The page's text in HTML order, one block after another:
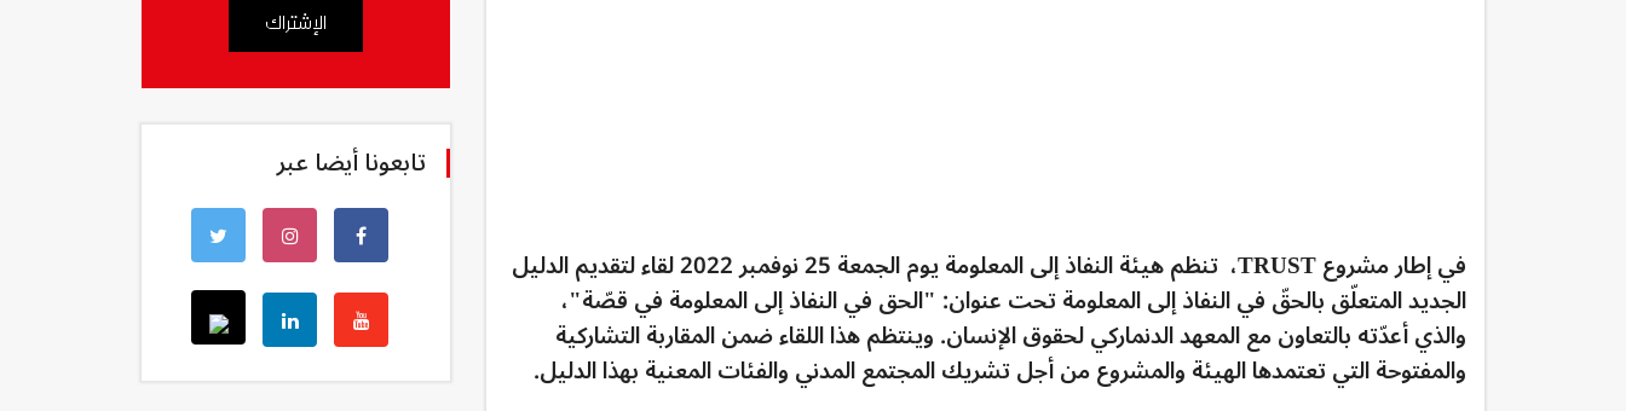
في إطار مشروع TRUST، تنظم هيئة النفاذ إلى المعلومة يوم الجمعة 25 نوفمبر 2022 لقاء لتقديم الدليل
الجديد المتعلّق بالحقّ في النفاذ إلى المعلومة تحت عنوان: "الحق في النفاذ إلى المعلومة في قصّة"،
والذي أعدّته بالتعاون مع المعهد الدنماركي لحقوق الإنسان. وينتظم هذا اللقاء ضمن المقاربة التشاركية
والمفتوحة التي تعتمدها الهيئة والمشروع من أجل تشريك المجتمع المدني والفئات المعنية بهذا الدليل.
الإشتراك
تابعونا أيضا عبر